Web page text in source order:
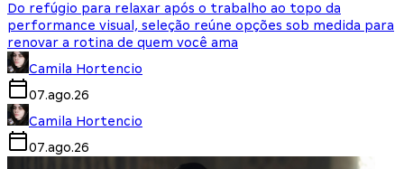
Do refúgio para relaxar após o trabalho ao topo da
performance visual, seleção reúne opções sob medida para
renovar a rotina de quem você ama
Camila Hortencio
07.ago.26
Camila Hortencio
07.ago.26